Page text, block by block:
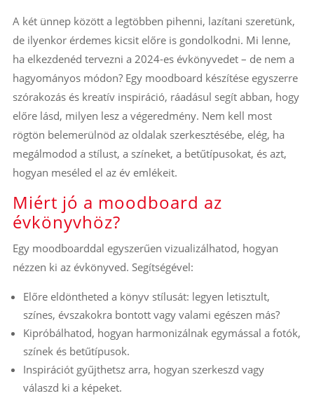
A két ünnep között a legtöbben pihenni, lazítani szeretünk,
de ilyenkor érdemes kicsit előre is gondolkodni. Mi lenne,
ha elkezdenéd tervezni a 2024-es évkönyvedet – de nem a
hagyományos módon? Egy moodboard készítése egyszerre
szórakozás és kreatív inspiráció, ráadásul segít abban, hogy
előre lásd, milyen lesz a végeredmény. Nem kell most
rögtön belemerülnöd az oldalak szerkesztésébe, elég, ha
megálmodod a stílust, a színeket, a betűtípusokat, és azt,
hogyan meséled el az év emlékeit.
Miért jó a moodboard az
évkönyvhöz?
Egy moodboarddal egyszerűen vizualizálhatod, hogyan
nézzen ki az évkönyved. Segítségével:
Előre eldöntheted a könyv stílusát: legyen letisztult,
színes, évszakokra bontott vagy valami egészen más?
Kipróbálhatod, hogyan harmonizálnak egymással a fotók,
színek és betűtípusok.
Inspirációt gyűjthetsz arra, hogyan szerkeszd vagy
válaszd ki a képeket.